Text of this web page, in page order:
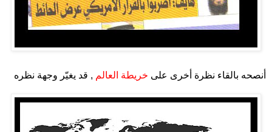
أنصحه بالقاء نظرة أخرى على خريطة العالم , قد يغيّر وجهة نظره